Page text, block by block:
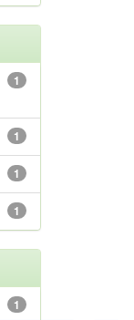
1
1
1
1
1